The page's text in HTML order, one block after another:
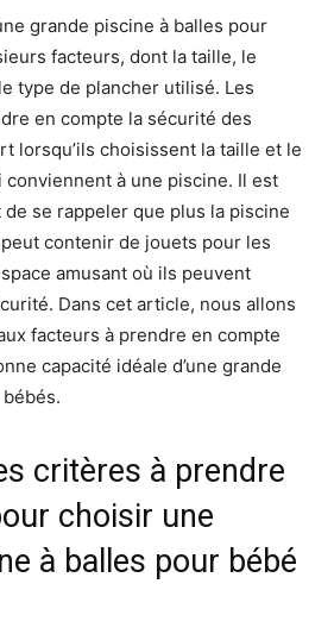
grande piscine à balles pour
facteurs, dont la taille, le
type de plancher utilisé. Les
en compte la sécurité des
lorsqu’ils choisissent la taille et le
conviennent à une piscine. Il est
se rappeler que plus la piscine
contenir de jouets pour les
amusant où ils peuvent
Dans cet article, nous allons
facteurs à prendre en compte
capacité idéale d’une grande
critères à prendre
choisir une
à balles pour bébé